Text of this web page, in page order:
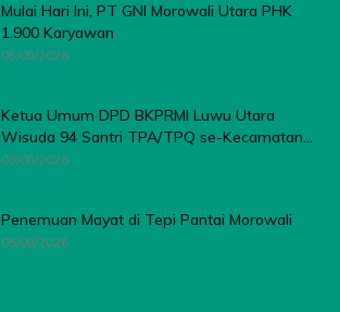
Mulai Hari Ini, PT GNI Morowali Utara PHK
1.900 Karyawan
05/08/2026
Ketua Umum DPD BKPRMI Luwu Utara
Wisuda 94 Santri TPA/TPQ se-Kecamatan...
03/08/2026
Penemuan Mayat di Tepi Pantai Morowali
05/08/2026